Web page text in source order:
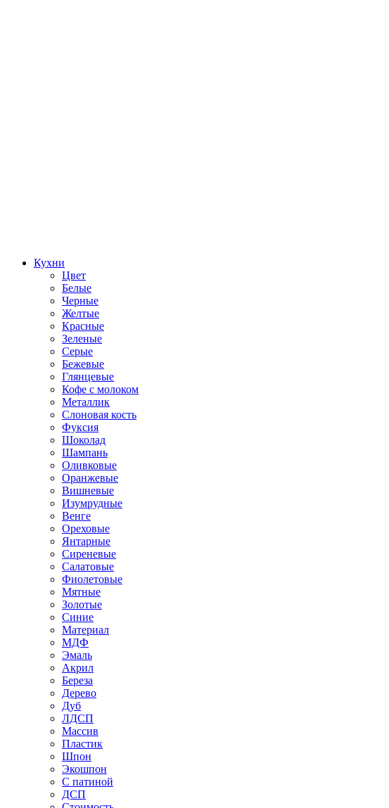
Кухни
Цвет
Белые
Черные
Желтые
Красные
Зеленые
Серые
Бежевые
Глянцевые
Кофе с молоком
Металлик
Слоновая кость
Фуксия
Шоколад
Шампань
Оливковые
Оранжевые
Вишневые
Изумрудные
Венге
Ореховые
Янтарные
Сиреневые
Салатовые
Фиолетовые
Мятные
Золотые
Синие
Материал
МДФ
Эмаль
Акрил
Береза
Дерево
Дуб
ЛДСП
Массив
Пластик
Шпон
Экошпон
С патиной
ДСП